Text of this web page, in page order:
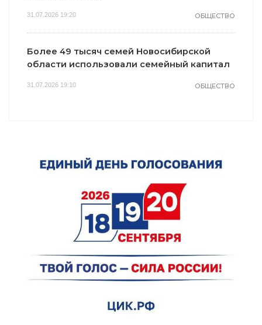
31.07.2026 19:20 ОБЩЕСТВО
Более 49 тысяч семей Новосибирской
области использовали семейный капитал
31.07.2026 19:10 ОБЩЕСТВО